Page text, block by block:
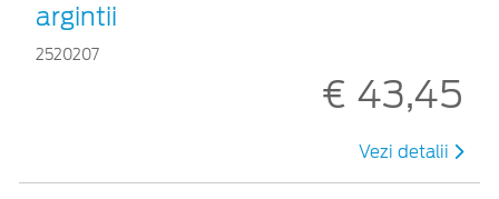
argintii
2520207
€ 43,45
Vezi detalii